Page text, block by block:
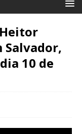
Salvador,
10 de